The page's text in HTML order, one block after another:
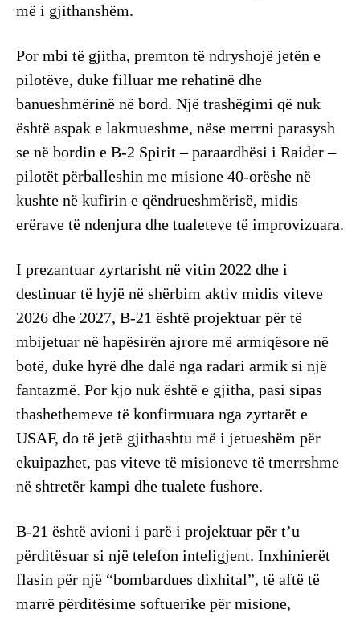
më i gjithanshëm.
Por mbi të gjitha, premton të ndryshojë jetën e
pilotëve, duke filluar me rehatinë dhe
banueshmërinë në bord. Një trashëgimi që nuk
është aspak e lakmueshme, nëse merrni parasysh
se në bordin e B-2 Spirit – paraardhësi i Raider –
pilotët përballeshin me misione 40-orëshe në
kushte në kufirin e qëndrueshmërisë, midis
erërave të ndenjura dhe tualeteve të improvizuara.
I prezantuar zyrtarisht në vitin 2022 dhe i
destinuar të hyjë në shërbim aktiv midis viteve
2026 dhe 2027, B-21 është projektuar për të
mbijetuar në hapësirën ajrore më armiqësore në
botë, duke hyrë dhe dalë nga radari armik si një
fantazmë. Por kjo nuk është e gjitha, pasi sipas
thashethemeve të konfirmuara nga zyrtarët e
USAF, do të jetë gjithashtu më i jetueshëm për
ekuipazhet, pas viteve të misioneve të tmerrshme
në shtretër kampi dhe tualete fushore.
B-21 është avioni i parë i projektuar për t’u
përditësuar si një telefon inteligjent. Inxhinierët
flasin për një “bombardues dixhital”, të aftë të
marrë përditësime softuerike për misione,